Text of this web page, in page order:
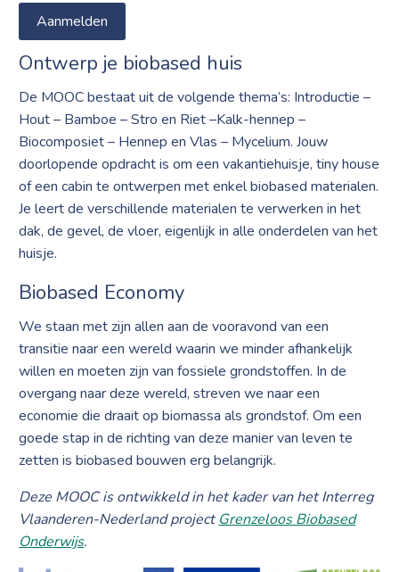
Aanmelden
Ontwerp je biobased huis
De MOOC bestaat uit de volgende thema’s: Introductie –
Hout – Bamboe – Stro en Riet –Kalk-hennep –
Biocomposiet – Hennep en Vlas – Mycelium. Jouw
doorlopende opdracht is om een vakantiehuisje, tiny house
of een cabin te ontwerpen met enkel biobased materialen.
Je leert de verschillende materialen te verwerken in het
dak, de gevel, de vloer, eigenlijk in alle onderdelen van het
huisje.
Biobased Economy
We staan met zijn allen aan de vooravond van een
transitie naar een wereld waarin we minder afhankelijk
willen en moeten zijn van fossiele grondstoffen. In de
overgang naar deze wereld, streven we naar een
economie die draait op biomassa als grondstof. Om een
goede stap in de richting van deze manier van leven te
zetten is biobased bouwen erg belangrijk.
Deze MOOC is ontwikkeld in het kader van het Interreg
Vlaanderen-Nederland projectGrenzeloos Biobased
Onderwijs.